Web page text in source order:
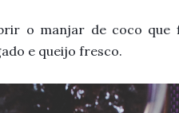
o manjar de coco que
e queijo fresco.